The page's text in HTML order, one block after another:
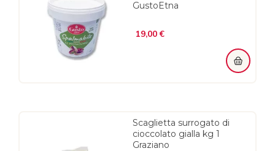
GustoEtna
19,00 €
Scaglietta surrogato di
cioccolato gialla kg 1
Graziano